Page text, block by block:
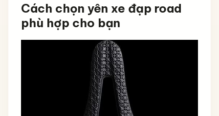
Cách chọn yên xe đạp road
phù hợp cho bạn